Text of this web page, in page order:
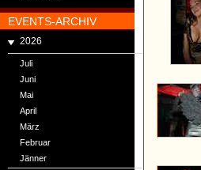
EVENTS-ARCHIV
2026
Juli
Juni
Mai
April
März
Februar
Jänner